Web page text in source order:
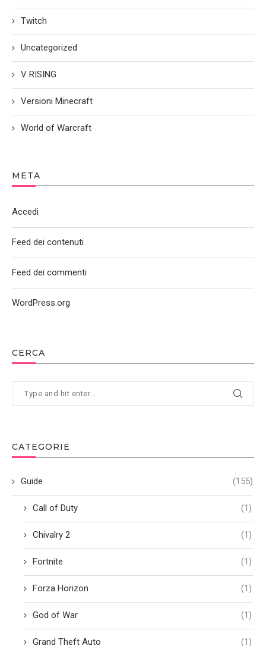
CERCA
CATEGORIE
Guide (155)
Call of Duty (1)
Chivalry 2 (1)
Fortnite (1)
Forza Horizon (1)
God of War (1)
Grand Theft Auto (1)
Twitch
Uncategorized
V RISING
Versioni Minecraft
World of Warcraft
META
Accedi
Feed dei contenuti
Feed dei commenti
WordPress.org